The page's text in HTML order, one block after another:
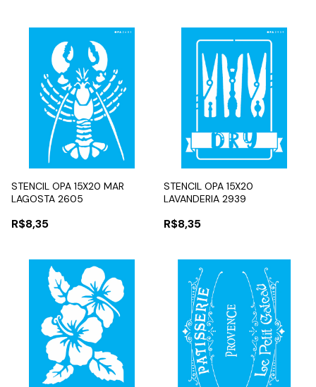
STENCIL OPA 15X20 MAR
LAGOSTA 2605
R$8,35
STENCIL OPA 15X20
LAVANDERIA 2939
R$8,35